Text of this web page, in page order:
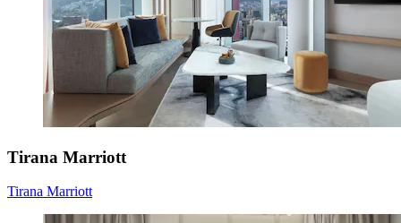
Tirana Marriott
Tirana Marriott